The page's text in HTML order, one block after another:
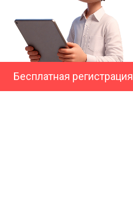
Бесплатная регистрация